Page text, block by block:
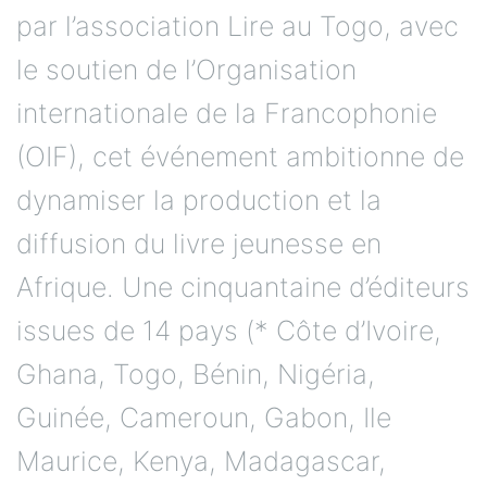
par l’association Lire au Togo, avec
le soutien de l’Organisation
internationale de la Francophonie
(OIF), cet événement ambitionne de
dynamiser la production et la
diffusion du livre jeunesse en
Afrique. Une cinquantaine d’éditeurs
issues de 14 pays (* Côte d’Ivoire,
Ghana, Togo, Bénin, Nigéria,
Guinée, Cameroun, Gabon, Ile
Maurice, Kenya, Madagascar,